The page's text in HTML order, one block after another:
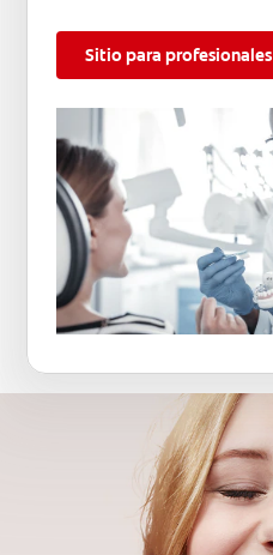
Sitio para profesionales